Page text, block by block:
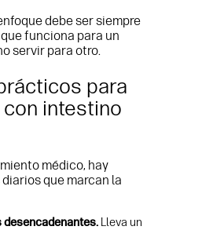
debe ser siempre
funciona para un
servir para otro.
para
intestino
médico, hay
que marcan la
desencadenantes. Lleva un